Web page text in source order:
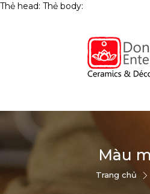
Thẻ head: Thẻ body:
Màu
Trang chủ